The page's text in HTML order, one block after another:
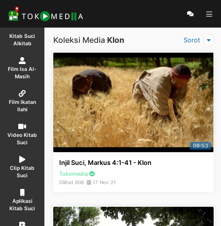
Kitab Suci
Alkitab
Film Isa Al-
Masih
Film Ikatan
Ilahi
Video Kitab
Suci
Clip Kitab
Suci
Aplikasi
Kitab Suci
Sorot
Koleksi Media Klon
09:53
Injil Suci, Markus 4:1-41 - Klon
Tokomedia
Dilihat 806 17 Nov 21